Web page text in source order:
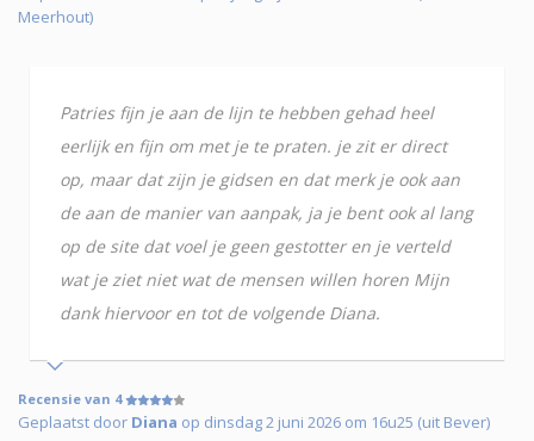
Meerhout)
Patries fijn je aan de lijn te hebben gehad heel
eerlijk en fijn om met je te praten. je zit er direct
op, maar dat zijn je gidsen en dat merk je ook aan
de aan de manier van aanpak, ja je bent ook al lang
op de site dat voel je geen gestotter en je verteld
wat je ziet niet wat de mensen willen horen Mijn
dank hiervoor en tot de volgende Diana.
Recensie van 4
Geplaatst door Diana op dinsdag 2 juni 2026 om 16u25 (uit Bever)